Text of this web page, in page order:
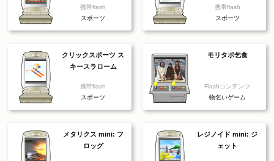
携帯flash
スポーツ
携帯flash
スポーツ
クリックスポーツ ス
キースラローム
携帯flash
スポーツ
モリタポ乞食
Flashコンテンツ
物乞いゲーム
メタリクス mini: フ
ロッグ
レジノイド mini: ジ
ェット